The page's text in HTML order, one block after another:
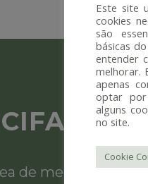
de medicina
Este site
cookies
são
básicas
entender
melhorar.
apenas
optar por
alguns
no site.
Cookie